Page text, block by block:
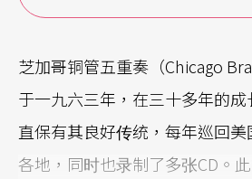
芝加哥铜管五重奏（Chicago
于一九六三年，在三十多年的
直保有其良好传统，每年巡回
各地，同时也录制了多张CD。